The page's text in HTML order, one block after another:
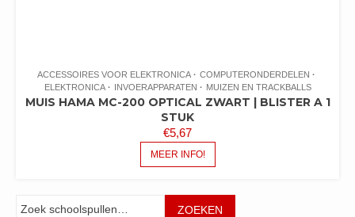
ACCESSOIRES VOOR ELEKTRONICA
COMPUTERONDERDELEN
ELEKTRONICA
INVOERAPPARATEN MUIZEN EN TRACKBALLS
MUIS HAMA MC-200 OPTICAL ZWART | BLISTER A 1
STUK
€5,67
MEER INFO!
ZOEKEN